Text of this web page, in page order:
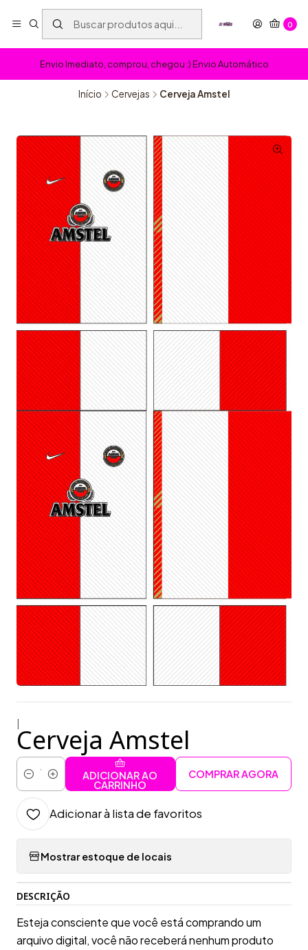
0
Envio Imediato, comprou, chegou :) Envio Automático
Início Cervejas Cerveja Amstel
Cerveja Amstel
Quantidade
ADICIONAR AO
CARRINHO
COMPRAR AGORA
Adicionar à lista de favoritos
Mostrar estoque de locais
DESCRIÇÃO
Esteja consciente que você está comprando um
arquivo digital, você não receberá nenhum produto